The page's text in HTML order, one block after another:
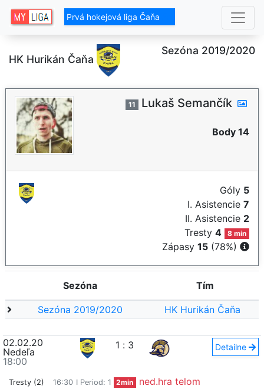
Prvá hokejová liga Čaňa
HK Hurikán Čaňa
Sezóna 2019/2020
11 Lukaš Semančík
Body 14
Góly 5
I. Asistencie 7
II. Asistencie 2
Tresty4 8 min
Zápasy 15 (78%)
Sezóna Tím
Sezóna 2019/2020 HK Hurikán Čaňa
02.02.20
Nedeľa
18:00
1 : 3 Detailne
Tresty (2) 16:30 I Period: 1 2min ned.hra telom